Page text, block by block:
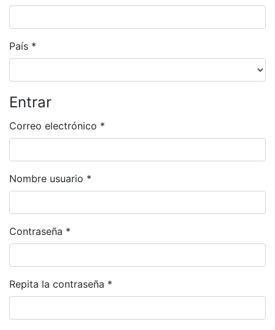
Obligatorio
País *
Obligatorio
Entrar
Correo electrónico *
Obligatorio
Nombre usuario *
Obligatorio
Contraseña *
Obligatorio
Repita la contraseña *
Obligatorio